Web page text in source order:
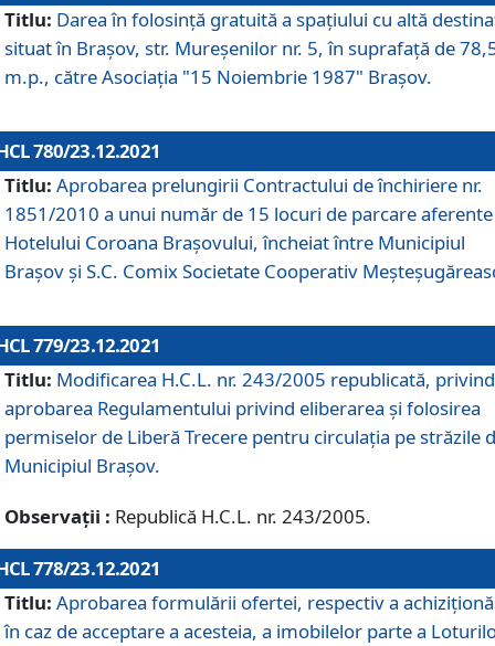
Titlu: Darea în folosinţă gratuită a spaţiului cu altă
situat în Braşov, str. Mureşenilor nr. 5, în suprafaţă de
m.p., către Asociaţia "15 Noiembrie 1987" Braşov.
780/23.12.2021
Titlu: Aprobarea prelungirii Contractului de închiriere nr.
1851/2010 a unui număr de 15 locuri de parcare aferente
Hotelului Coroana Brașovului, încheiat între Municipiul
Braşov şi S.C. Comix Societate Cooperativ
779/23.12.2021
Titlu: Modificarea H.C.L. nr. 243/2005 republicată, privind
aprobarea Regulamentului privind eliberarea şi folosirea
permiselor de Liberă Trecere pentru circulația pe străzile
Municipiul Braşov.
Observații : Republică H.C.L. nr. 243/2005.
778/23.12.2021
Titlu: Aprobarea formulării ofertei, respectiv a
în caz de acceptare a acesteia, a imobilelor parte a